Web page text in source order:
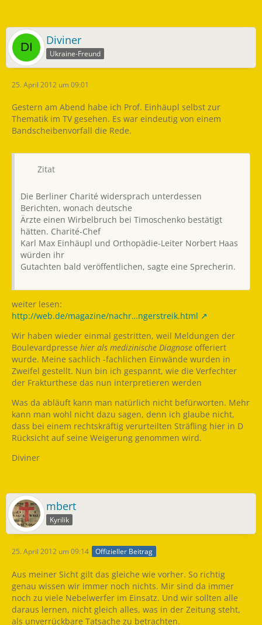
Diviner
Ukraine-Freund
25. April 2012 um 09:01
Gestern am Abend habe ich Prof. Einhäupl selbst zur
Thematik im TV gesehen. Es war eindeutig von einem
Bandscheibenvorfall die Rede.
Zitat
Die Berliner Charité widersprach unterdessen
Berichten, wonach deutsche
Ärzte einen Wirbelbruch bei Timoschenko bestätigt
hätten. Charité-Chef
Karl Max Einhäupl und Orthopädie-Leiter Norbert Haas
würden ihr
Gutachten bald veröffentlichen, sagte eine Sprecherin.
weiter lesen:
http://web.de/magazine/nachr…ngerstreik.html
Wir haben wieder einmal gestritten, weil Meldungen der
Boulevardpresse hier als medizinische Diagnose offeriert
wurde. Meine sachlich -fachlichen Einwände wurden in
Zweifel gestellt. Nun bin ich gespannt, wie die Verfechter
der Frakturthese das nun interpretieren werden
Was da abläuft kann man natürlich nicht befürworten. Mehr
kann man wohl nicht dazu sagen, denn ich glaube nicht,
dass bei einem rechtskräftig verurteilten Sträfling hier in D
Rücksicht auf seine Weigerung genommen wird.
Diviner
mbert
Kyrilik
25. April 2012 um 09:14 Offizieller Beitrag
Aus meiner Sicht gilt das gleiche wie vorher. So richtig
genau wissen wir immer noch nichts. Mir sind da immer
noch zu viele Nebelwerfer im Einsatz. Und wir sollten alle
daraus lernen, nicht gleich alles, was in der Zeitung steht,
als unverrückbare Tatsache zu betrachten.